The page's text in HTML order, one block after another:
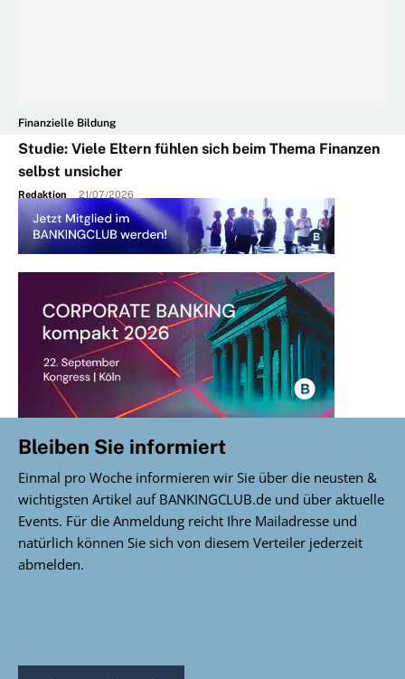
Finanzielle Bildung
Studie: Viele Eltern fühlen sich beim Thema Finanzen
selbst unsicher
Redaktion - 21/07/2026
Bleiben Sie informiert
Einmal pro Woche informieren wir Sie über die neusten &
wichtigsten Artikel auf BANKINGCLUB.de und über aktuelle
Events. Für die Anmeldung reicht Ihre Mailadresse und
natürlich können Sie sich von diesem Verteiler jederzeit
abmelden.